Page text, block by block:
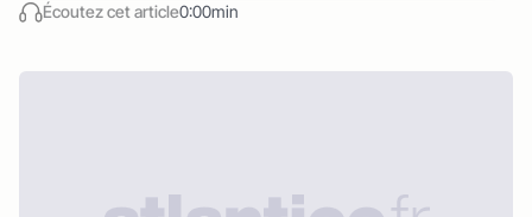
Écoutez cet article0:00min